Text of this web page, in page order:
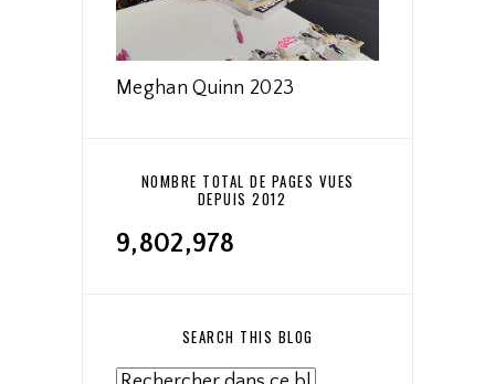
Meghan Quinn 2023
NOMBRE TOTAL DE PAGES VUES
DEPUIS 2012
9,802,978
SEARCH THIS BLOG